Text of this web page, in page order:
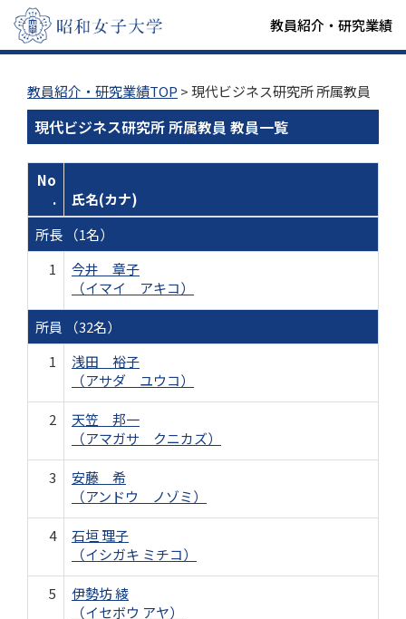
教員紹介・研究業績
教員紹介・研究業績TOP > 現代ビジネス研究所 所属教員
現代ビジネス研究所 所属教員 教員一覧
No
.
氏名(カナ)
所長 （1名）
1
今井 章子
（イマイ アキコ）
所員 （32名）
1
浅田 裕子
（アサダ ユウコ）
2
天笠 邦一
（アマガサ クニカズ）
3
安藤 希
（アンドウ ノゾミ）
4
石垣 理子
（イシガキ ミチコ）
5
伊勢坊 綾
（イセボウ アヤ）